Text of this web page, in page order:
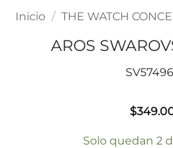
Inicio / THE WATCH
AROS
$
Solo quedan 2